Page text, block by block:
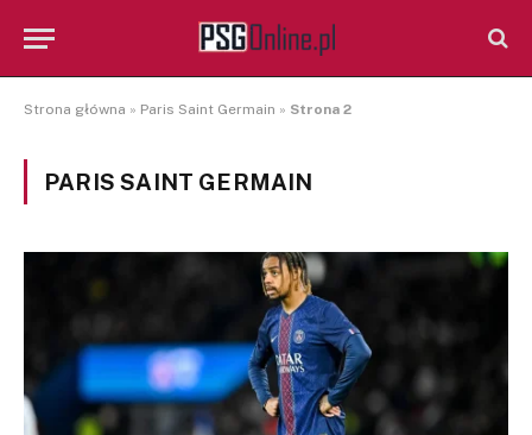
Strona główna » Paris Saint Germain » Strona 2
PARIS SAINT GERMAIN